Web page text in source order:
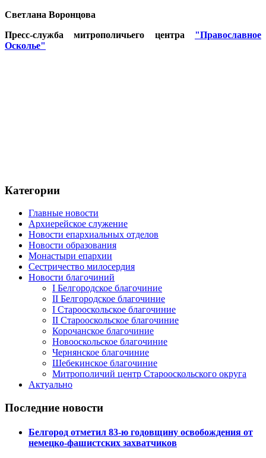
Светлана Воронцова
Пресс-служба митрополичьего центра "Православное
Осколье"
Категории
Главные новости
Архиерейское служение
Новости епархиальных отделов
Новости образования
Монастыри епархии
Сестричество милосердия
Новости благочиний
I Белгородское благочиние
II Белгородское благочиние
I Старооскольское благочиние
II Старооскольское благочиние
Корочанское благочиние
Новооскольское благочиние
Чернянское благочиние
Шебекинское благочиние
Митрополичий центр Старооскольского округа
Актуально
Последние новости
Белгород отметил 83-ю годовщину освобождения от
немецко-фашистских захватчиков